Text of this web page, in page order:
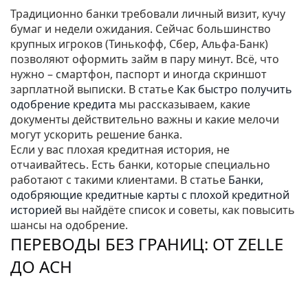
Традиционно банки требовали личный визит, кучу
бумаг и недели ожидания. Сейчас большинство
крупных игроков (Тинькофф, Сбер, Альфа‑Банк)
позволяют оформить займ в пару минут. Всё, что
нужно – смартфон, паспорт и иногда скриншот
зарплатной выписки. В статье Как быстро получить
одобрение кредита мы рассказываем, какие
документы действительно важны и какие мелочи
могут ускорить решение банка.
Если у вас плохая кредитная история, не
отчаивайтесь. Есть банки, которые специально
работают с такими клиентами. В статье Банки,
одобряющие кредитные карты с плохой кредитной
историей вы найдёте список и советы, как повысить
шансы на одобрение.
ПЕРЕВОДЫ БЕЗ ГРАНИЦ: ОТ ZELLE
ДО ACH